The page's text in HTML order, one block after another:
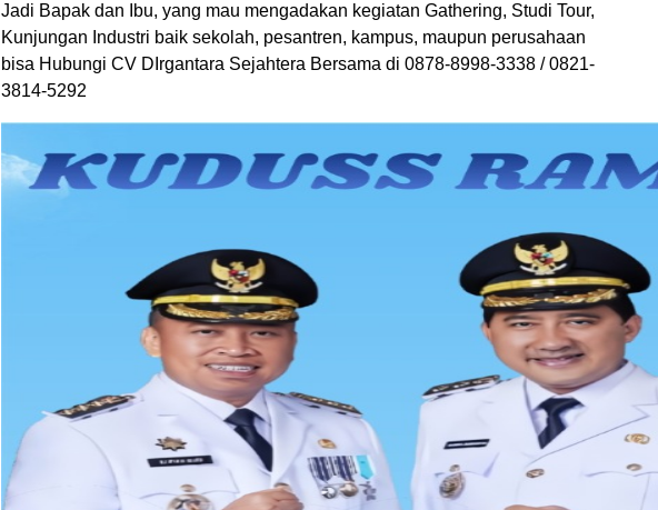
Jadi Bapak dan Ibu, yang mau mengadakan kegiatan Gathering, Studi Tour,
Kunjungan Industri baik sekolah, pesantren, kampus, maupun perusahaan
bisa Hubungi CV DIrgantara Sejahtera Bersama di 0878-8998-3338 / 0821-
3814-5292